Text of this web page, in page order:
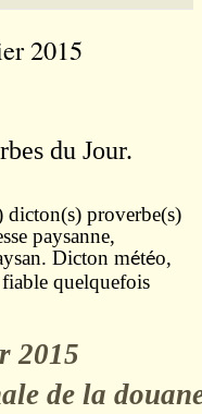
2015
du Jour.
proverbe(s)
paysanne,
Dicton météo,
quelquefois
2015
de la